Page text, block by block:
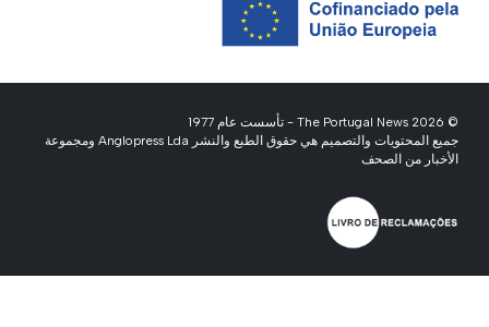
© 2026 The Portugal News - تأسست عام 1977
جميع المحتويات والتصميم هي حقوق الطبع والنشر Anglopress Lda ومجموعة
الأخبار من الصحف